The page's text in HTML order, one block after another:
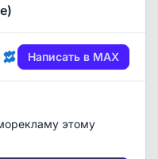
Написать в MAX
этому